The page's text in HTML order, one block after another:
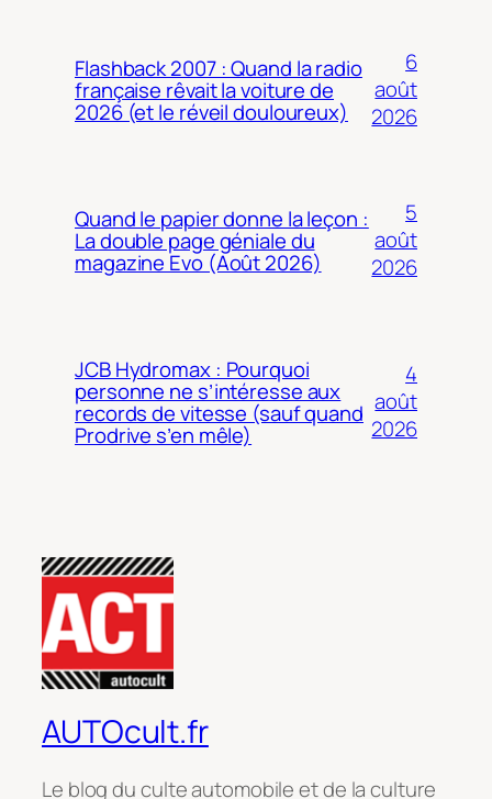
Flashback 2007 : Quand la radio
française rêvait la voiture de
2026 (et le réveil douloureux)
6
août
2026
Quand le papier donne la leçon :
La double page géniale du
magazine Evo (Août 2026)
5
août
2026
JCB Hydromax : Pourquoi
personne ne s’intéresse aux
records de vitesse (sauf quand
Prodrive s’en mêle)
4
août
2026
AUTOcult.fr
Le blog du culte automobile et de la culture